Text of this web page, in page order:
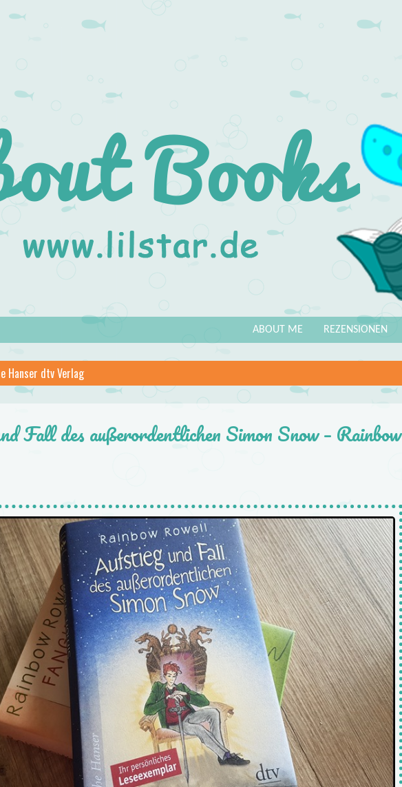
REZENSIONEN
ABOUT ME
Hanser dtv Verlag
Fall des außerordentlichen Simon Snow – Rainbow